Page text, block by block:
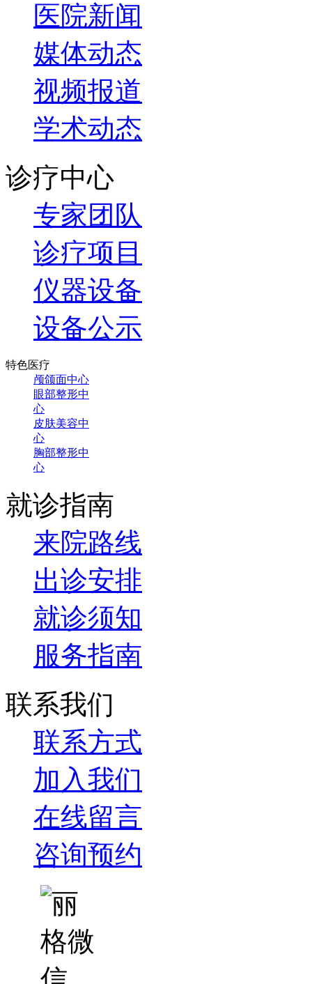
医院新闻
媒体动态
视频报道
学术动态
诊疗中心
专家团队
诊疗项目
仪器设备
设备公示
特色医疗
颅颌面中心
眼部整形中
心
皮肤美容中
心
胸部整形中
心
就诊指南
来院路线
出诊安排
就诊须知
服务指南
联系我们
联系方式
加入我们
在线留言
咨询预约